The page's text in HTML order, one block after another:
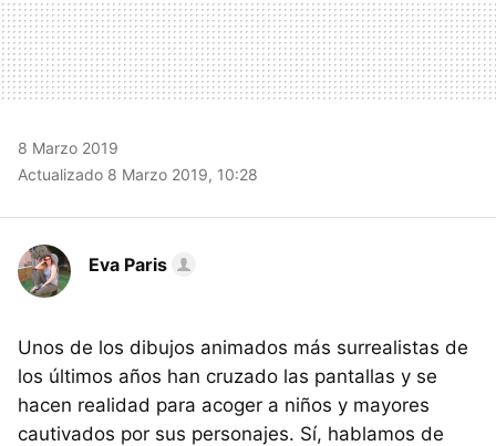
8 Marzo 2019
Actualizado 8 Marzo 2019, 10:28
Eva Paris
Unos de los dibujos animados más surrealistas de
los últimos años han cruzado las pantallas y se
hacen realidad para acoger a niños y mayores
cautivados por sus personajes. Sí, hablamos de